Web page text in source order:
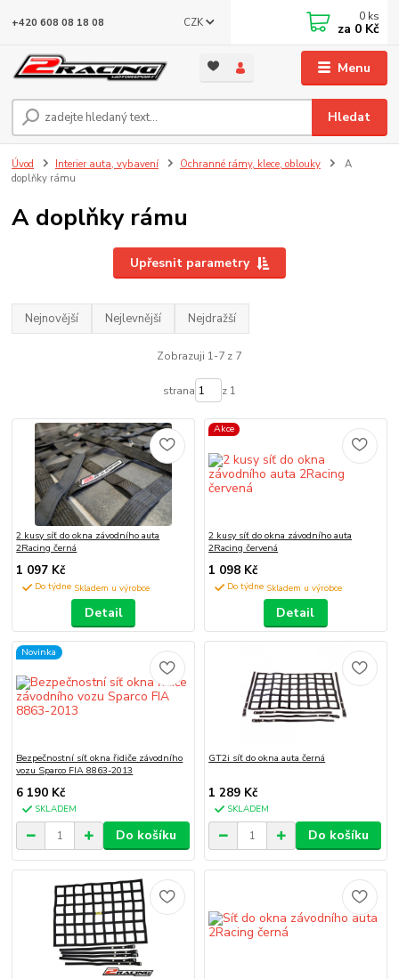
Menu
CZK
Hledat
+420 608 08 18 08 0 ks
za 0 Kč
Úvod Interier auta, vybavení Ochranné rámy, klece, oblouky
A
doplňky rámu
A doplňky rámu
Upřesnit parametry
Nejnovější Nejlevnější Nejdražší
Zobrazuji 1-7 z 7
strana z 1
2 kusy síť do okna závodního auta
2Racing černá
1 097 Kč
Do týdne
Detail
Akce
2 kusy síť do okna závodního auta
2Racing červená
1 098 Kč
Do týdne
Detail
Novinka
Bezpečnostní síť okna řidiče závodního
vozu Sparco FIA 8863-2013
6 190 Kč
SKLADEM
Do košíku
GT2i síť do okna auta černá
1 289 Kč
SKLADEM
Do košíku